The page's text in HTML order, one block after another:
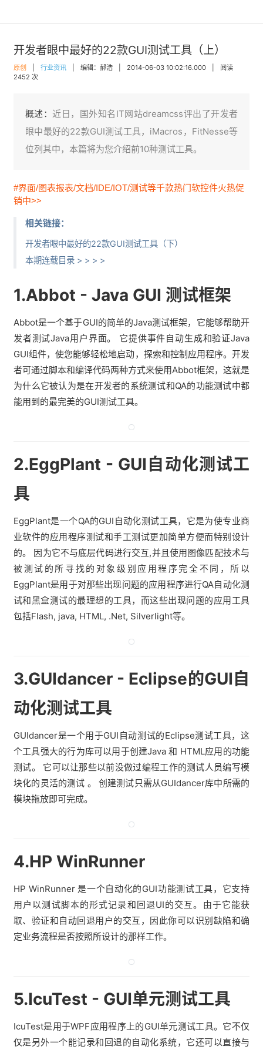
开发者眼中最好的22款GUI测试工具（上）
原创 行业资讯 编辑：郝浩 2014-06-03 10:02:16.000
阅读
2452 次
概述：近日，国外知名IT网站dreamcss评出了开发者
眼中最好的22款GUI测试工具，iMacros，FitNesse等
位列其中，本篇将为您介绍前10种测试工具。
#界面/图表报表/文档/IDE/IOT/测试等千款热门软控件火热促
销中>>
相关链接：
开发者眼中最好的22款GUI测试工具（下）
本期连载目录 > > > >
1.Abbot - Java GUI 测试框架
Abbot是一个基于GUI的简单的Java测试框架，它能够帮助开
发者测试Java用户界面。 它提供事件自动生成和验证Java
GUI组件，使您能够轻松地启动，探索和控制应用程序。开发
者可通过脚本和编译代码两种方式来使用Abbot框架，这就是
为什么它被认为是在开发者的系统测试和QA的功能测试中都
能用到的最完美的GUI测试工具。
2.EggPlant - GUI自动化测试工
具
EggPlant是一个QA的GUI自动化测试工具，它是为使专业商
业软件的应用程序测试和手工测试更加简单方便而特别设计
的。 因为它不与底层代码进行交互,并且使用图像匹配技术与
被测试的所寻找的对象级别应用程序完全不同，所以
EggPlant是用于对那些出现问题的应用程序进行QA自动化测
试和黑盒测试的最理想的工具，而这些出现问题的应用工具
包括Flash, java, HTML, .Net, Silverlight等。
3.GUIdancer - Eclipse的GUI自
动化测试工具
GUIdancer是一个用于GUI自动测试的Eclipse测试工具，这
个工具强大的行为库可以用于创建Java 和 HTML应用的功能
测试。 它可以让那些以前没做过编程工作的测试人员编写模
块化的灵活的测试 。 创建测试只需从GUIdancer库中所需的
模块拖放即可完成。
4.HP WinRunner
HP WinRunner 是一个自动化的GUI功能测试工具，它支持
用户以测试脚本的形式记录和回退UI的交互。由于它能获
取、验证和自动回退用户的交互，因此你可以识别缺陷和确
定业务流程是否按照所设计的那样工作。
5.IcuTest - GUI单元测试工具
IcuTest是用于WPF应用程序上的GUI单元测试工具。它不仅
仅是另外一个能记录和回退的自动化系统，它还可以直接与